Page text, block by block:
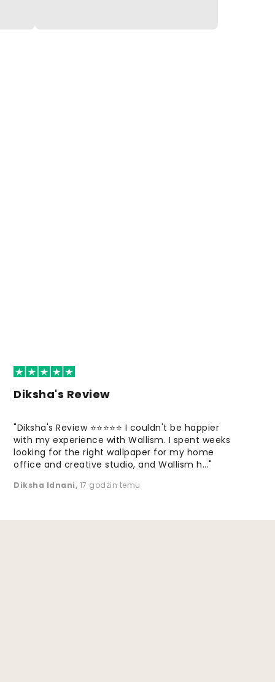
Diksha's Review
"Diksha's Review ⭐⭐⭐⭐⭐ I couldn't be happier
with my experience with Wallism. I spent weeks
looking for the right wallpaper for my home
office and creative studio, and Wallism h..."
Diksha Idnani, 17 godzin temu